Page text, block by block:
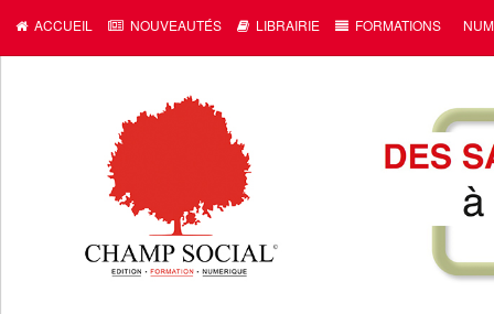
ACCUEIL NOUVEAUTÉS LIBRAIRIE FORMATIONS